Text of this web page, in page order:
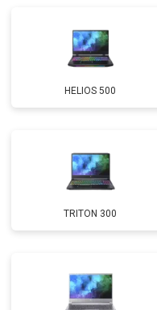
Замена Wi-Fi
Ремонт цепи питания
Замена USB порта
Замена кулера
Замена микрофона
Замена оперативной памяти
Замена северного моста
HELIOS 500
TRITON 300